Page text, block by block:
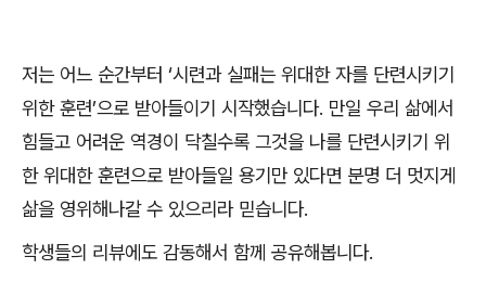
저는 어느 순간부터 ‘시련과 실패는 위대한 자를 단련시키기
위한 훈련’으로 받아들이기 시작했습니다. 만일 우리 삶에서
힘들고 어려운 역경이 닥칠수록 그것을 나를 단련시키기 위
한 위대한 훈련으로 받아들일 용기만 있다면 분명 더 멋지게
삶을 영위해나갈 수 있으리라 믿습니다.
학생들의 리뷰에도 감동해서 함께 공유해봅니다.